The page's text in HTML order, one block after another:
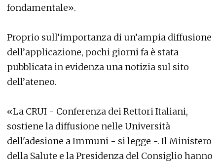
fondamentale».
Proprio sull’importanza di un’ampia diffusione
dell’applicazione, pochi giorni fa è stata
pubblicata in evidenza una notizia sul sito
dell’ateneo.
«La CRUI - Conferenza dei Rettori Italiani,
sostiene la diffusione nelle Università
dell'adesione a Immuni - si legge -. Il Ministero
della Salute e la Presidenza del Consiglio hanno